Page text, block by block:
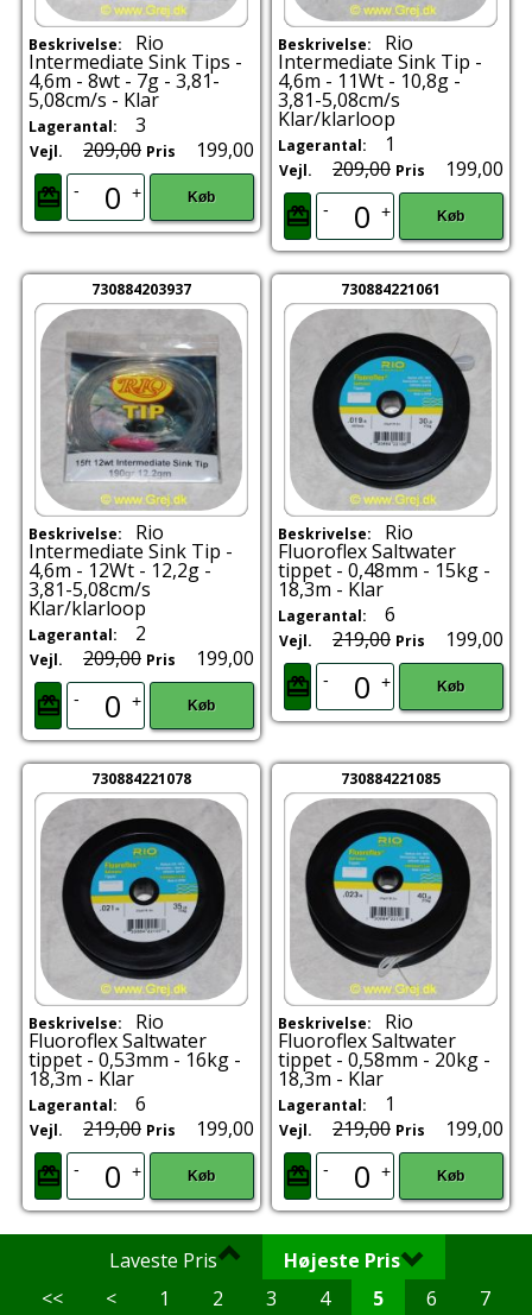
Beskrivelse: Rio
Intermediate Sink Tips -
4,6m - 8wt - 7g - 3,81-
5,08cm/s - Klar
Lagerantal: 3
Vejl. 209,00 Pris 199,00
- + Køb
Beskrivelse: Rio
Intermediate Sink Tip -
4,6m - 11Wt - 10,8g -
3,81-5,08cm/s
Klar/klarloop
Lagerantal: 1
Vejl. 209,00 Pris 199,00
- + Køb
730884203937
Beskrivelse: Rio
Intermediate Sink Tip -
4,6m - 12Wt - 12,2g -
3,81-5,08cm/s
Klar/klarloop
Lagerantal: 2
Vejl. 209,00 Pris 199,00
- + Køb
730884221061
Beskrivelse: Rio
Fluoroflex Saltwater
tippet - 0,48mm - 15kg -
18,3m - Klar
Lagerantal: 6
Vejl. 219,00 Pris 199,00
- + Køb
730884221078
Beskrivelse: Rio
Fluoroflex Saltwater
tippet - 0,53mm - 16kg -
18,3m - Klar
Lagerantal: 6
Vejl. 219,00 Pris 199,00
- + Køb
730884221085
Beskrivelse: Rio
Fluoroflex Saltwater
tippet - 0,58mm - 20kg -
18,3m - Klar
Lagerantal: 1
Vejl. 219,00 Pris 199,00
- + Køb
Laveste Pris
Højeste Pris
<<
< 1 2 3 4 5 6 7